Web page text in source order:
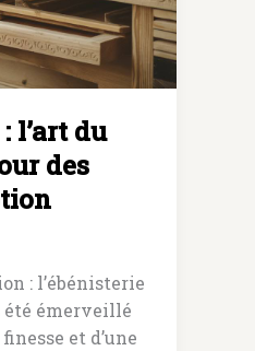
l’art du
des
: l’ébénisterie
été émerveillé
et d’une